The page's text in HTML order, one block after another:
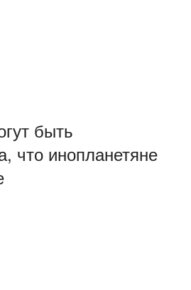
быть
что инопланетяне